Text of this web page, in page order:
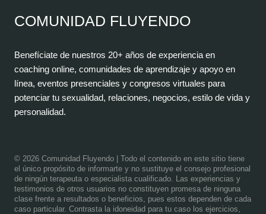
COMUNIDAD FLUYENDO
Benefíciate de nuestros 20+ años de experiencia en
coaching online, comunidades de aprendizaje y apoyo en
línea, eventos presenciales y congresos virtuales para
potenciar tu sexualidad, relaciones, negocios, estilo de vida y
personalidad.
© 2026 Comunidad Fluyendo | Todo el contenido en este sitio tiene
el único propósito de informarte y no sustituye el consejo profesional
de ningún terapeuta o especialista cualificado. Las experiencias y
testimonios de otros usuarios no constituyen promesa de ninguna
clase frente a resultados o beneficios, pues estos dependen de cada
caso particular. Contrasta la idoneidad para tu caso los ejercicios,